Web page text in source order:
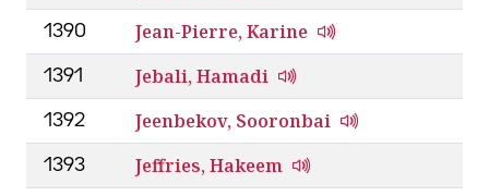
1390 Jean-Pierre, Karine
1391 Jebali, Hamadi
1392 Jeenbekov, Sooronbai
1393 Jeffries, Hakeem